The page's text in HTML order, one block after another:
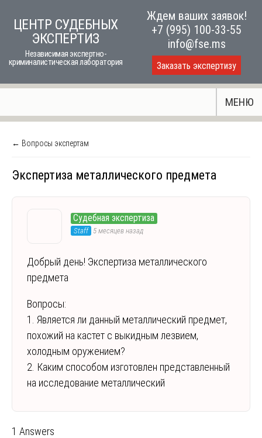
ЦЕНТР СУДЕБНЫХ
ЭКСПЕРТИЗ
Независимая экспертно-
криминалистическая лаборатория
Ждем ваших заявок!
+7 (995) 100-33-55
info@fse.ms
Заказать экспертизу
МЕНЮ
← Вопросы экспертам
Экспертиза металлического предмета
Судебная экспертиза
Staff 5 месяцев назад
Добрый день! Экспертиза металлического
предмета
Вопросы:
1. Является ли данный металлический предмет,
похожий на кастет с выкидным лезвием,
холодным оружением?
2. Каким способом изготовлен представленный
на исследование металлический
1 Answers